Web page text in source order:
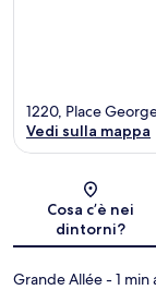
1220, Place
Vedi sulla mappa
Cosa c’è nei
dintorni?
Grande Allée- 1 min